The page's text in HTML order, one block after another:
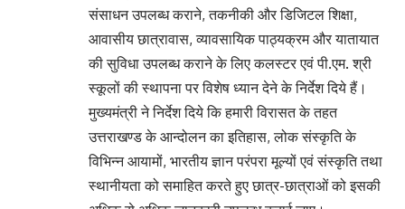
संसाधन उपलब्ध कराने, तकनीकी और डिजिटल शिक्षा,
आवासीय छात्रावास, व्यावसायिक पाठ्यक्रम और यातायात
की सुविधा उपलब्ध कराने के लिए कलस्टर एवं पी.एम. श्री
स्कूलों की स्थापना पर विशेष ध्यान देने के निर्देश दिये हैं।
मुख्यमंत्री ने निर्देश दिये कि हमारी विरासत के तहत
उत्तराखण्ड के आन्दोलन का इतिहास, लोक संस्कृति के
विभिन्न आयामों, भारतीय ज्ञान परंपरा मूल्यों एवं संस्कृति तथा
स्थानीयता को समाहित करते हुए छात्र-छात्राओं को इसकी